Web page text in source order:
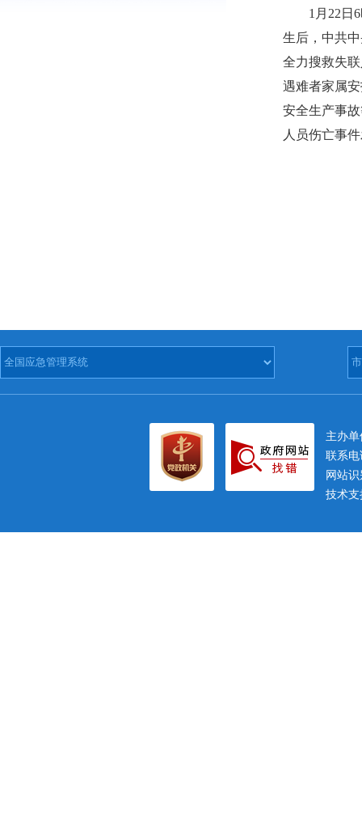
1月22日
生后，中共
全力搜救失
遇难者家属
安全生产事
人员伤亡事
主办
联系电
网站
技术